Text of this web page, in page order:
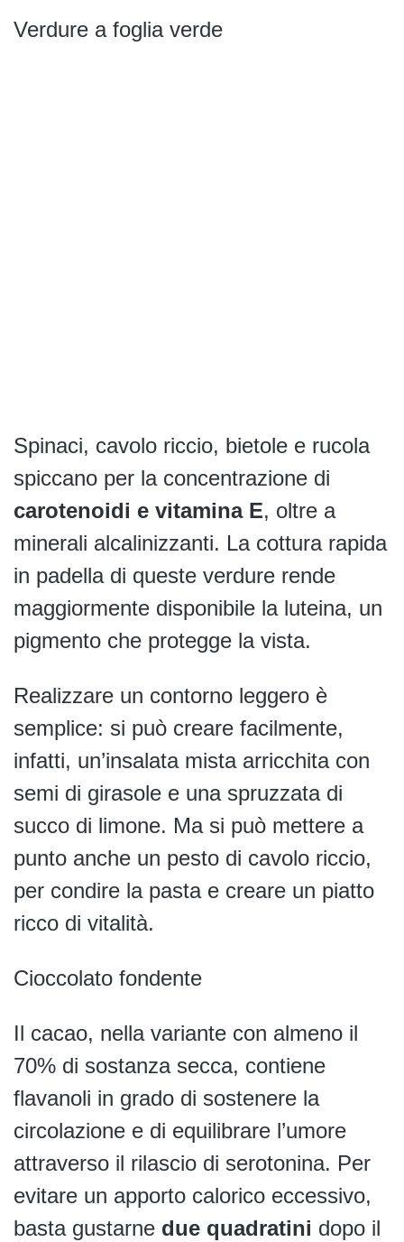
Verdure a foglia verde
Spinaci, cavolo riccio, bietole e rucola
spiccano per la concentrazione di
carotenoidi e vitamina E, oltre a
minerali alcalinizzanti. La cottura rapida
in padella di queste verdure rende
maggiormente disponibile la luteina, un
pigmento che protegge la vista.
Realizzare un contorno leggero è
semplice: si può creare facilmente,
infatti, un’insalata mista arricchita con
semi di girasole e una spruzzata di
succo di limone. Ma si può mettere a
punto anche un pesto di cavolo riccio,
per condire la pasta e creare un piatto
ricco di vitalità.
Cioccolato fondente
Il cacao, nella variante con almeno il
70% di sostanza secca, contiene
flavanoli in grado di sostenere la
circolazione e di equilibrare l’umore
attraverso il rilascio di serotonina. Per
evitare un apporto calorico eccessivo,
basta gustarne due quadratini dopo il